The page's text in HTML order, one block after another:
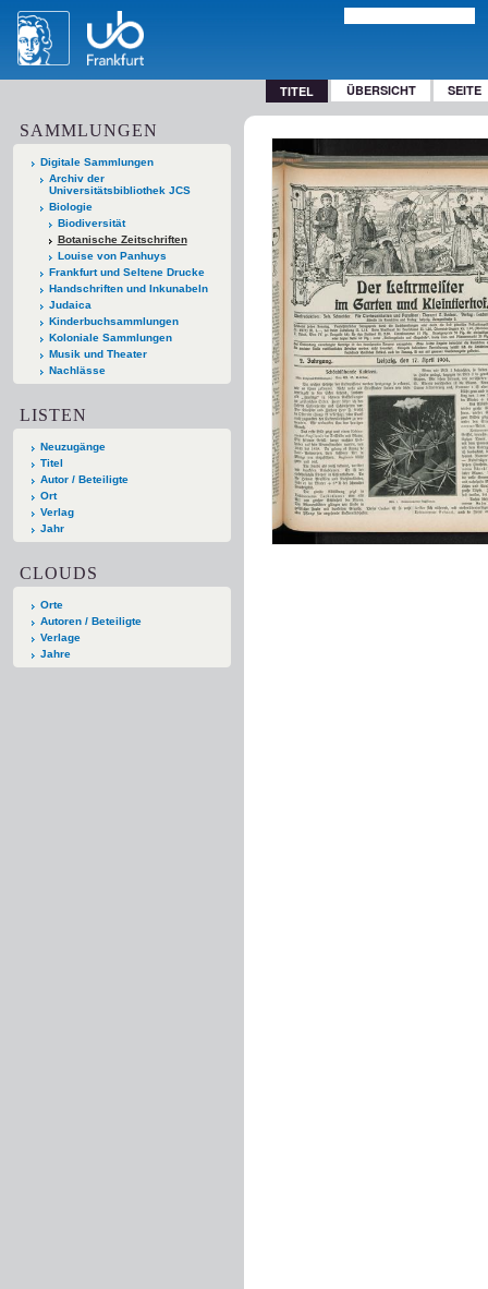
TITEL ÜBERSICHT SEITE
SAMMLUNGEN
Digitale Sammlungen
Archiv der
Universitätsbibliothek JCS
Biologie
Biodiversität
Botanische Zeitschriften
Louise von Panhuys
Frankfurt und Seltene Drucke
Handschriften und Inkunabeln
Judaica
Kinderbuchsammlungen
Koloniale Sammlungen
Musik und Theater
Nachlässe
LISTEN
Neuzugänge
Titel
Autor / Beteiligte
Ort
Verlag
Jahr
CLOUDS
Orte
Autoren / Beteiligte
Verlage
Jahre